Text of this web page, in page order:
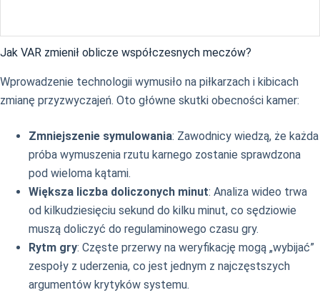
Jak VAR zmienił oblicze współczesnych meczów?
Wprowadzenie technologii wymusiło na piłkarzach i kibicach
zmianę przyzwyczajeń. Oto główne skutki obecności kamer:
Zmniejszenie symulowania: Zawodnicy wiedzą, że każda
próba wymuszenia rzutu karnego zostanie sprawdzona
pod wieloma kątami.
Większa liczba doliczonych minut: Analiza wideo trwa
od kilkudziesięciu sekund do kilku minut, co sędziowie
muszą doliczyć do regulaminowego czasu gry.
Rytm gry: Częste przerwy na weryfikację mogą „wybijać”
zespoły z uderzenia, co jest jednym z najczęstszych
argumentów krytyków systemu.